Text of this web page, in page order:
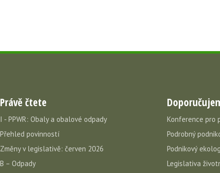
Právě čtete
I - PPWR: Obaly a obalové odpady
Přehled povinností
Změny v legislativě: červen 2026
B – Odpady
Konference pro
Podrobný
Podnikový
Legislativa